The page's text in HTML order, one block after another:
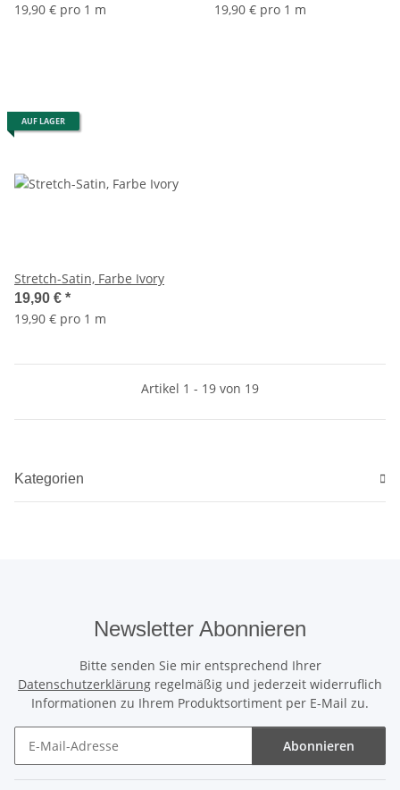
19,90 € pro 1 m 19,90 € pro 1 m
AUF LAGER
Stretch-Satin, Farbe Ivory
19,90 € *
19,90 € pro 1 m
Artikel 1 - 19 von 19
Kategorien
Newsletter Abonnieren
Bitte senden Sie mir entsprechend Ihrer
Datenschutzerklärung regelmäßig und jederzeit widerruflich
Informationen zu Ihrem Produktsortiment per E-Mail zu.
Abonnieren